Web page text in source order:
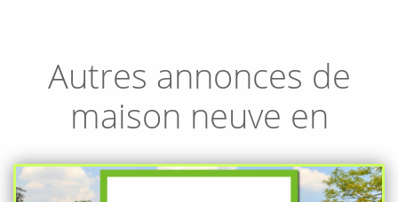
Autres annonces de
maison neuve en